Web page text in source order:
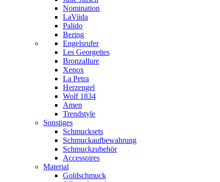
Nomination
LaViida
Palido
Bering
Engelsrufer
Les Georgettes
Bronzallure
Xenox
La Petra
Herzengel
Wolf 1834
Amen
Trendstyle
Sonstiges
Schmucksets
Schmuckaufbewahrung
Schmuckzubehör
Accessoires
Material
Goldschmuck